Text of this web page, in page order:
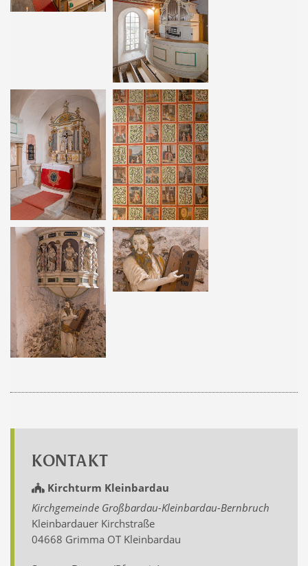
KONTAKT
Kirchturm Kleinbardau
Kirchgemeinde Großbardau-Kleinbardau-Bernbruch
Kleinbardauer Kirchstraße
04668 Grimma OT Kleinbardau